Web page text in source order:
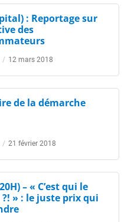
: Reportage sur
des
/ 12 mars 2018
de la démarche
/ 21 février 2018
– « C’est qui le
» : le juste prix qui